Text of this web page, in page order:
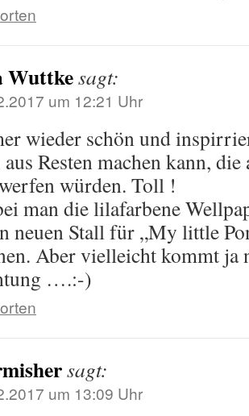
Wuttkesagt:
um 12:21 Uhr
wieder schön und
Resten machen kann,
würden. Toll !
man die lilafarbene
neuen Stall für „My little
Aber vielleicht kommt ja
….:-)
sagt:
um 13:09 Uhr